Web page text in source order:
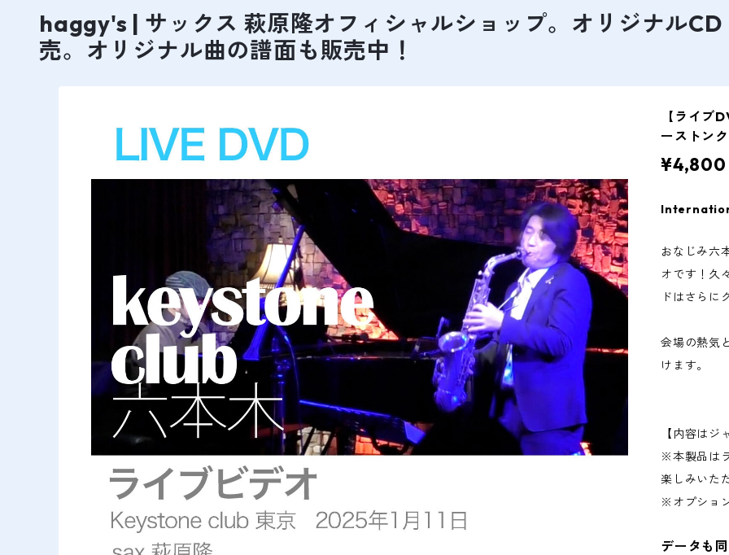
haggy's | サックス 萩原隆オフィシャルショップ。オリジナル
売。オリジナル曲の譜面も販売中！
【ライブ
ーストン
¥4,800
おなじみ六
オです！久
ドはさらに
会場の熱気
けます。
【内容は
※本製品は
楽しみいた
※オプショ
データも